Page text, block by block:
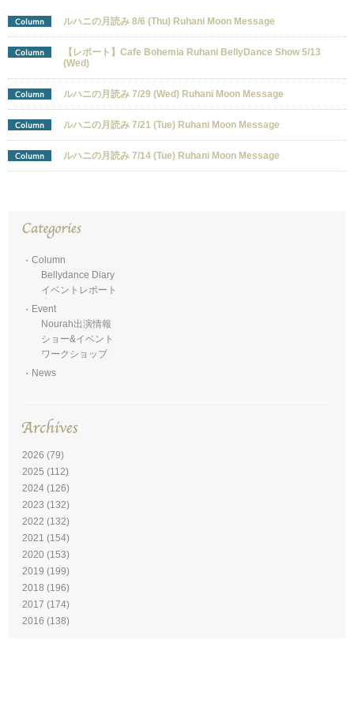
Column ルハニの月読み 8/6 (Thu) Ruhani Moon Message
Column
【レポート】Cafe Bohemia Ruhani BellyDance Show 5/13
(Wed)
Column ルハニの月読み 7/29 (Wed) Ruhani Moon Message
Column ルハニの月読み 7/21 (Tue) Ruhani Moon Message
Column ルハニの月読み 7/14 (Tue) Ruhani Moon Message
Column
Bellydance Diary
イベントレポート
Event
Nourah出演情報
ショー&イベント
ワークショップ
News
2026 (79)
2025 (112)
2024 (126)
2023 (132)
2022 (132)
2021 (154)
2020 (153)
2019 (199)
2018 (196)
2017 (174)
2016 (138)